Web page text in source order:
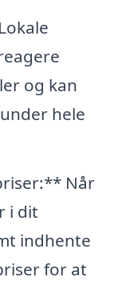
og kan
hele
Når
i dit
indhente
for at